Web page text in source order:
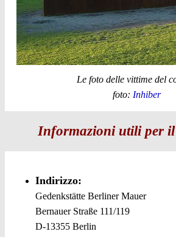
Le foto delle vittime del
foto: Inhiber
Informazioni utili per il
Indirizzo:
Gedenkstätte Berliner Mauer
Bernauer Straße 111/119
D-13355 Berlin